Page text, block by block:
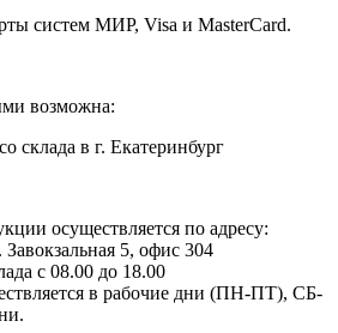
систем МИР, Visa и MasterCard.
возможна:
склада в г. Екатеринбург
осуществляется по адресу:
Завокзальная 5, офис 304
с 08.00 до 18.00
в рабочие дни (ПН-ПТ), СБ-